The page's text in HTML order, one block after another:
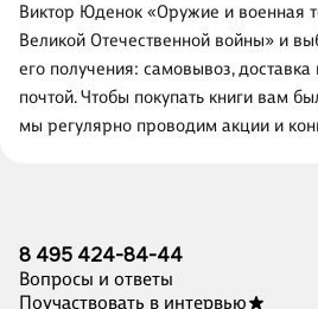
Виктор Юденок «Оружие и военная
Великой Отечественной войны» и
его получения: самовывоз,
почтой. Чтобы покупать книги вам
мы регулярно проводим акции и
8 495 424-84-44
Вопросы и ответы
Поучаствовать в интервью